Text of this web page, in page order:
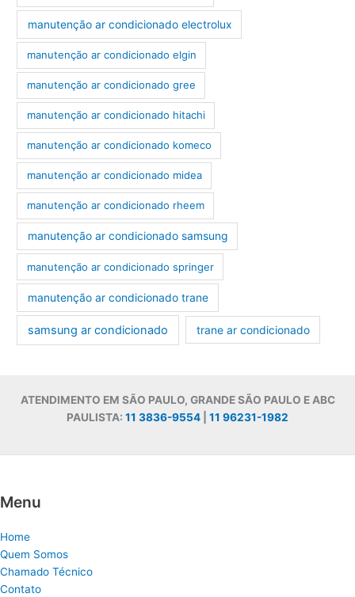
manutenção ar condicionado electrolux
manutenção ar condicionado elgin
manutenção ar condicionado gree
manutenção ar condicionado hitachi
manutenção ar condicionado komeco
manutenção ar condicionado midea
manutenção ar condicionado rheem
manutenção ar condicionado samsung
manutenção ar condicionado springer
manutenção ar condicionado trane
samsung ar condicionado trane ar condicionado
ATENDIMENTO EM SÃO PAULO, GRANDE SÃO PAULO E ABC
PAULISTA: 11 3836-9554 11 96231-1982
Menu
Home
Quem Somos
Chamado Técnico
Contato